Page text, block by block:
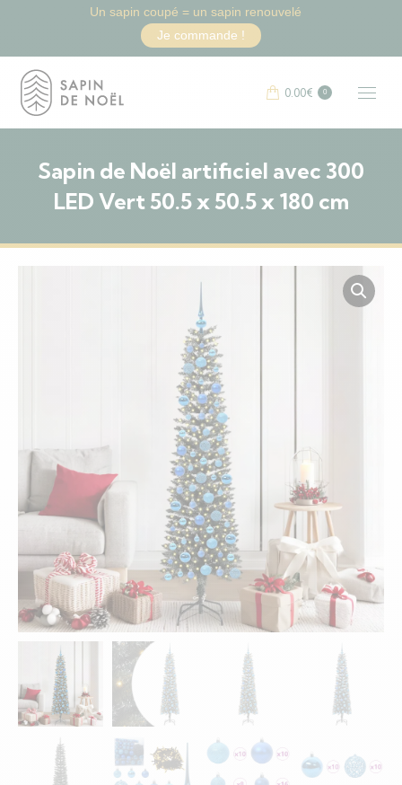
0.00€ 0
Sapin de Noël artificiel avec 300
LED Vert 50.5 x 50.5 x 180 cm
Un sapin coupé = un sapin renouvelé
Je commande !